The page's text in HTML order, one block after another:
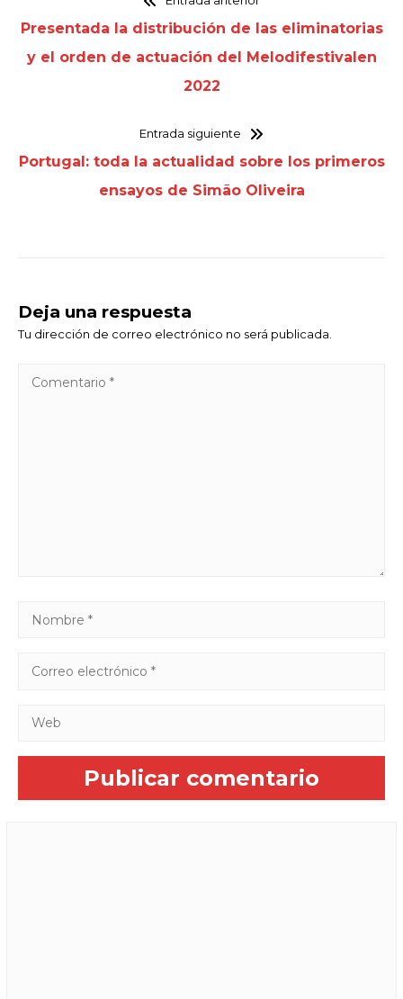
Presentada la distribución de las eliminatorias
y el orden de actuación del Melodifestivalen
2022
Entrada siguiente
Portugal: toda la actualidad sobre los primeros
ensayos de Simão Oliveira
Deja una respuesta
Tu dirección de correo electrónico no será publicada.